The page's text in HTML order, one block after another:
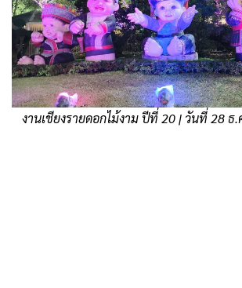
งานเชียงรายดอกไม้งาม ปีที่ 20 | วันที่ 28 ธ